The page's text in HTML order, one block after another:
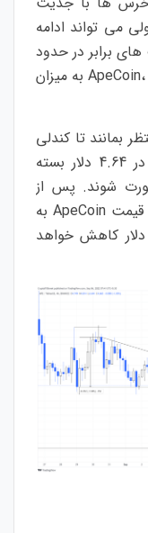
می تواند ادامه
برابر در حدود
سطح 4.21 دلاری می رسد. در مجموع ،ApeCoin به میزان
بمانند تا کندلی
چهار ساعته زیر سطح حمایت افقی در 4.64 دلار بسته
شوند. پس از
تایید از دست رفتن حمایت این الگو، قیمت ApeCoin به
به سمت سطوح 4.32 و 4.21 دلار کاهش خواهد